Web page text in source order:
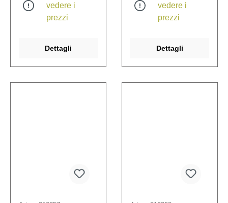
vedere i
prezzi
Dettagli
vedere i
prezzi
Dettagli